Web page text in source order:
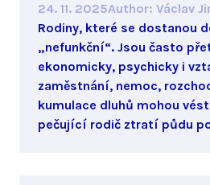
24. 11. 2025Author: Václav
Rodiny, které se dostanou
„nefunkční“. Jsou často
ekonomicky, psychicky i
zaměstnání, nemoc,
kumulace dluhů mohou
pečující rodič ztratí půdu